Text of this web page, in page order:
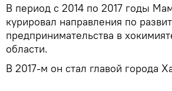
В период с 2014 по 2017 годы
курировал направления по
предпринимательства в
области.
В 2017-м он стал главой города